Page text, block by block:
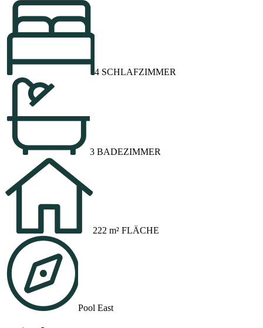
4 SCHLAFZIMMER
3 BADEZIMMER
222 m² FLÄCHE
Pool East